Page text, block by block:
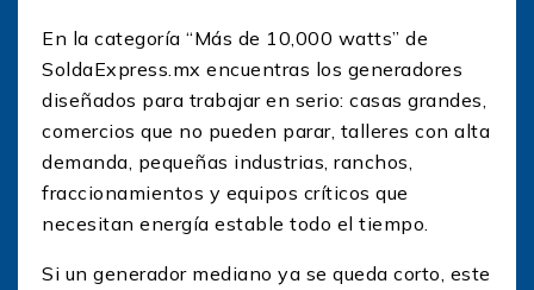
En la categoría “Más de 10,000 watts” de
SoldaExpress.mx encuentras los generadores
diseñados para trabajar en serio: casas grandes,
comercios que no pueden parar, talleres con alta
demanda, pequeñas industrias, ranchos,
fraccionamientos y equipos críticos que
necesitan energía estable todo el tiempo.
Si un generador mediano ya se queda corto, este